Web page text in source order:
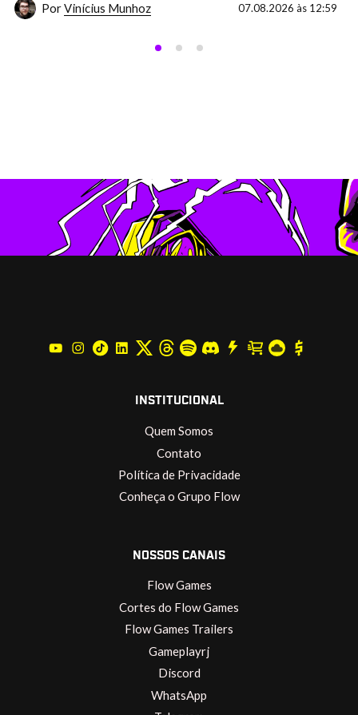
PorVinícius Munhoz 07.08.2026 às 12:59
INSTITUCIONAL
Quem Somos
Contato
Política de Privacidade
Conheça o Grupo Flow
NOSSOS CANAIS
Flow Games
Cortes do Flow Games
Flow Games Trailers
Gameplayrj
Discord
WhatsApp